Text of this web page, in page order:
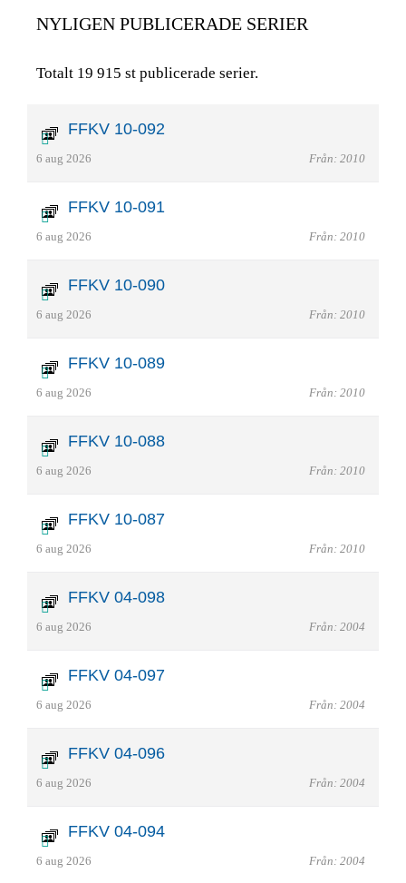
NYLIGEN PUBLICERADE SERIER
Totalt 19 915 st publicerade serier.
FFKV 10-092
6 aug 2026 Från: 2010
FFKV 10-091
6 aug 2026 Från: 2010
FFKV 10-090
6 aug 2026 Från: 2010
FFKV 10-089
6 aug 2026 Från: 2010
FFKV 10-088
6 aug 2026 Från: 2010
FFKV 10-087
6 aug 2026 Från: 2010
FFKV 04-098
6 aug 2026 Från: 2004
FFKV 04-097
6 aug 2026 Från: 2004
FFKV 04-096
6 aug 2026 Från: 2004
FFKV 04-094
6 aug 2026 Från: 2004